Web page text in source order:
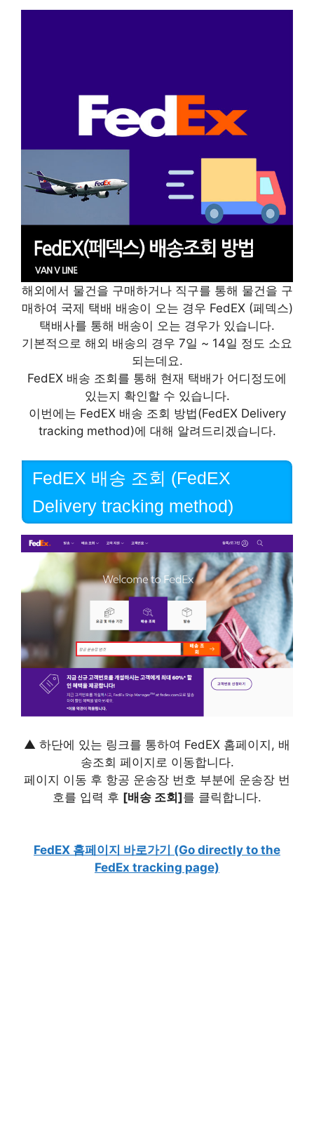
해외에서 물건을 구매하거나 직구를 통해 물건을 구
매하여 국제 택배 배송이 오는 경우 FedEX (페덱스)
택배사를 통해 배송이 오는 경우가 있습니다.
기본적으로 해외 배송의 경우 7일 ~ 14일 정도 소요
되는데요.
FedEX 배송 조회를 통해 현재 택배가 어디정도에
있는지 확인할 수 있습니다.
이번에는 FedEX 배송 조회 방법(FedEX Delivery
tracking method)에 대해 알려드리겠습니다.
FedEX 배송 조회 (FedEX
Delivery tracking method)
▲ 하단에 있는 링크를 통하여 FedEX 홈페이지, 배
송조회 페이지로 이동합니다.
페이지 이동 후 항공 운송장 번호 부분에 운송장 번
호를 입력 후 [배송 조회]를 클릭합니다.
FedEX 홈페이지 바로가기 (Go directly to the
FedEx tracking page)